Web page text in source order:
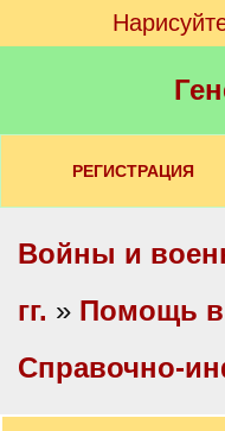
РЕГИСТРАЦИЯ
Войны и
гг. » Помощь в
Справочно-